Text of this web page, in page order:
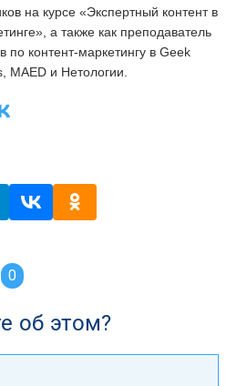
на курсе «Экспертный контент в
а также как преподаватель
по контент-маркетингу в Geek
MAED и Нетологии.
vk odnoclassniki
0
об этом?